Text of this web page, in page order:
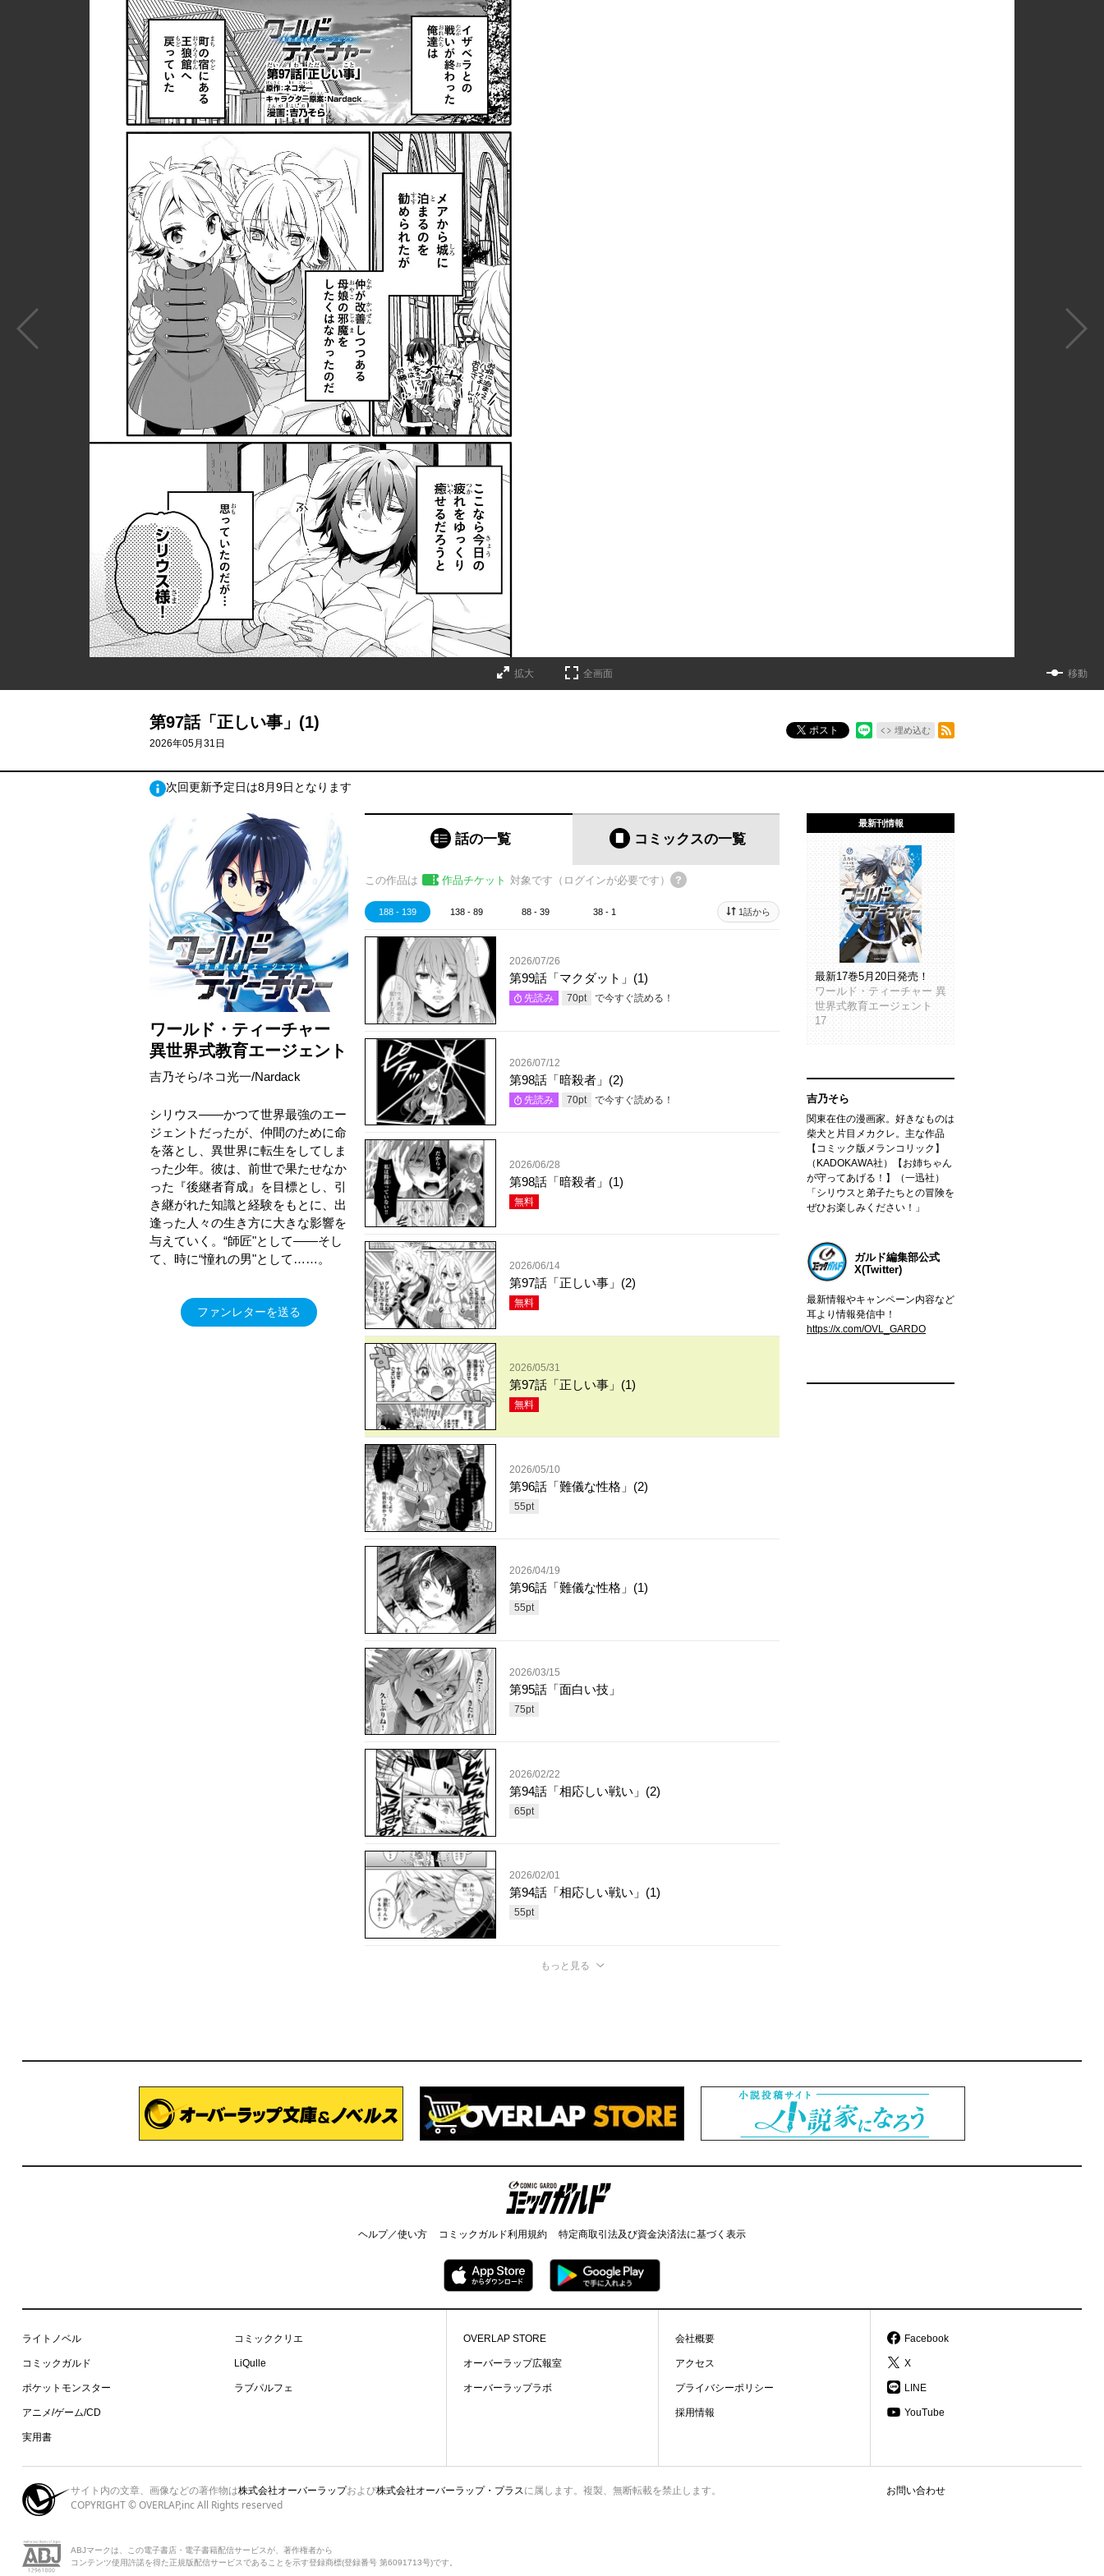
拡大 全画面 移動
第97話「正しい事」(1)
2026年05月31日
ポスト 埋め込む
次回更新予定日は8月9日となります
ワールド・ティーチャー
異世界式教育エージェント
吉乃そら/ネコ光一/Nardack
シリウス――かつて世界最強のエー
ジェントだったが、仲間のために命
を落とし、異世界に転生をしてしま
った少年。彼は、前世で果たせなか
った『後継者育成』を目標とし、引
き継がれた知識と経験をもとに、出
逢った人々の生き方に大きな影響を
与えていく。“師匠"として――そし
て、時に“憧れの男"として……。
ファンレターを送る
話の一覧 コミックスの一覧
この作品は 作品チケット 対象です（ログインが必要です）
188 - 139 138 - 89 88 - 39 38 - 1 1話から
2026/07/26
第99話「マクダット」(1)
先読み 70pt で今すぐ読める！
2026/07/12
第98話「暗殺者」(2)
先読み 70pt で今すぐ読める！
2026/06/28
第98話「暗殺者」(1)
無料
2026/06/14
第97話「正しい事」(2)
無料
2026/05/31
第97話「正しい事」(1)
無料
2026/05/10
第96話「難儀な性格」(2)
55pt
2026/04/19
第96話「難儀な性格」(1)
55pt
2026/03/15
第95話「面白い技」
75pt
2026/02/22
第94話「相応しい戦い」(2)
65pt
2026/02/01
第94話「相応しい戦い」(1)
55pt
もっと見る
最新刊情報
最新17巻5月20日発売！
ワールド・ティーチャー 異
世界式教育エージェント
17
吉乃そら
関東在住の漫画家。好きなものは
柴犬と片目メカクレ。主な作品
【コミック版メランコリック】
（KADOKAWA社）【お姉ちゃん
が守ってあげる！】（一迅社）
「シリウスと弟子たちとの冒険を
ぜひお楽しみください！」
ガルド編集部公式
X(Twitter)
最新情報やキャンペーン内容など
耳より情報発信中！
https://x.com/OVL_GARDO
コミックガルド
ヘルプ／使い方 コミックガルド利用規約 特定商取引法及び資金決済法に基づく表示
ライトノベル
コミックガルド
ポケットモンスター
アニメ/ゲーム/CD
実用書
コミッククリエ
LiQulle
ラブパルフェ
OVERLAP STORE
オーバーラップ広報室
オーバーラップラボ
会社概要
アクセス
プライバシーポリシー
採用情報
Facebook
X
LINE
YouTube
お問い合わせ
サイト内の文章、画像などの著作物は株式会社オーバーラップおよび株式会社オーバーラップ・プラス に属します。複製、無断転載を禁止します。
COPYRIGHT © OVERLAP,inc All Rights reserved
ABJマークは、この電子書店・電子書籍配信サービスが、著作権者から
コンテンツ使用許諾を得た正規版配信サービスであることを示す登録商標(登録番号 第6091713号)です。